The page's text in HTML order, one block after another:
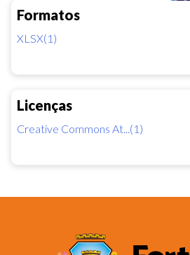
Formatos
XLSX(1)
Licenças
Creative Commons At...(1)